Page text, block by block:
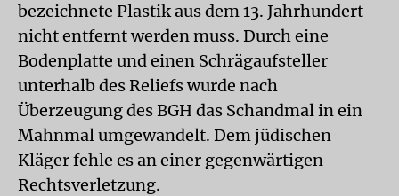
bezeichnete Plastik aus dem 13. Jahrhundert
nicht entfernt werden muss. Durch eine
Bodenplatte und einen Schrägaufsteller
unterhalb des Reliefs wurde nach
Überzeugung des BGH das Schandmal in ein
Mahnmal umgewandelt. Dem jüdischen
Kläger fehle es an einer gegenwärtigen
Rechtsverletzung.